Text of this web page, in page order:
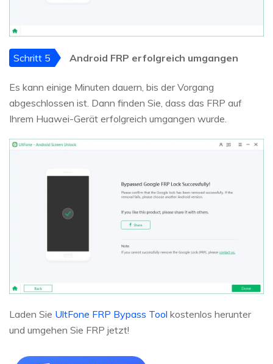
Schritt 5 Android FRP erfolgreich umgangen
Es kann einige Minuten dauern, bis der Vorgang
abgeschlossen ist. Dann finden Sie, dass das FRP auf
Ihrem Huawei-Gerät erfolgreich umgangen wurde.
Laden Sie UltFone FRP Bypass Tool kostenlos herunter
und umgehen Sie FRP jetzt!